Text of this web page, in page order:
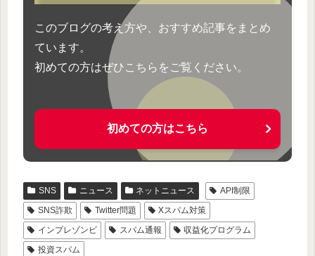
このブログの考え方や、おすすめ記事をまとめ
ています。
初めての方はぜひこちらをご覧ください。
初めての方はこちら
SNS ニュース ネットニュース
API制限
SNS詐欺
Twitter問題
Xスパム対策
インプレゾンビ
スパム通報
収益化プログラム
投資スパム